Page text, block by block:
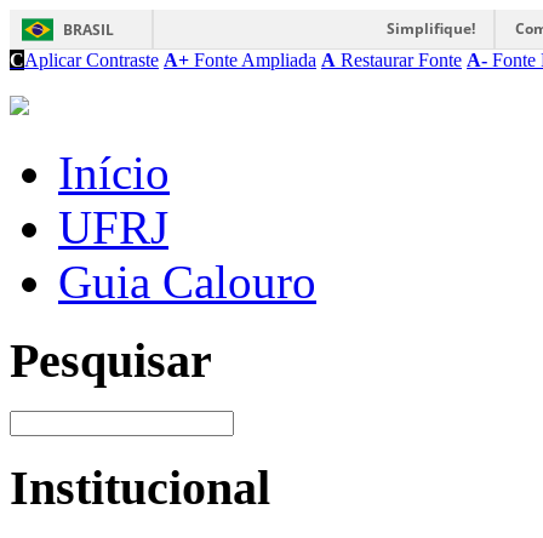
BRASIL Simplifique!
CAplicar Contraste A+ Fonte Ampliada A Restaurar Fonte A- Fonte
Início
UFRJ
Guia Calouro
Pesquisar
Institucional